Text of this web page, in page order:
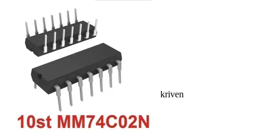
Ersättning om varan inte är som beskriven